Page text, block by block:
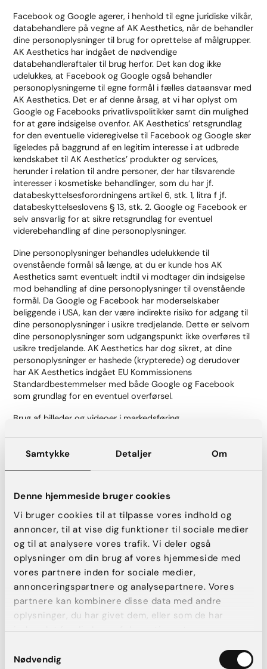
Samtykke Detaljer Om
Denne hjemmeside bruger cookies
Vi bruger cookies til at tilpasse vores indhold og
annoncer, til at vise dig funktioner til sociale medier
og til at analysere vores trafik. Vi deler også
oplysninger om din brug af vores hjemmeside med
vores partnere inden for sociale medier,
annonceringspartnere og analysepartnere. Vores
partnere kan kombinere disse data med andre
oplysninger, du har givet dem, eller som de har
indsamlet fra din brug af deres tjenester.
Nødvendig
Facebook og Google agerer, i henhold til egne juridiske vilkår,
databehandlere på vegne af AK Aesthetics, når de behandler
dine personoplysninger til brug for oprettelse af målgrupper.
AK Aesthetics har indgået de nødvendige
databehandleraftaler til brug herfor. Det kan dog ikke
udelukkes, at Facebook og Google også behandler
personoplysningerne til egne formål i fælles dataansvar med
AK Aesthetics. Det er af denne årsag, at vi har oplyst om
Google og Facebooks privatlivspolitikker samt din mulighed
for at gøre indsigelse ovenfor. AK Aesthetics’ retsgrundlag
for den eventuelle videregivelse til Facebook og Google sker
ligeledes på baggrund af en legitim interesse i at udbrede
kendskabet til AK Aesthetics’ produkter og services,
herunder i relation til andre personer, der har tilsvarende
interesser i kosmetiske behandlinger, som du har jf.
databeskyttelsesforordningens artikel 6, stk. 1, litra f jf.
databeskyttelseslovens § 13, stk. 2. Google og Facebook er
selv ansvarlig for at sikre retsgrundlag for eventuel
viderebehandling af dine personoplysninger.
Dine personoplysninger behandles udelukkende til
ovenstående formål så længe, at du er kunde hos AK
Aesthetics samt eventuelt indtil vi modtager din indsigelse
mod behandling af dine personoplysninger til ovenstående
formål. Da Google og Facebook har moderselskaber
beliggende i USA, kan der være indirekte risiko for adgang til
dine personoplysninger i usikre tredjelande. Dette er selvom
dine personoplysninger som udgangspunkt ikke overføres til
usikre tredjelande. AK Aesthetics har dog sikret, at dine
personoplysninger er hashede (krypterede) og derudover
har AK Aesthetics indgået EU Kommissionens
Standardbestemmelser med både Google og Facebook
som grundlag for en eventuel overførsel.
Brug af billeder og videoer i markedsføring
AK Aesthetics kan også indhente dit forudgående samtykke
til at offentliggøre billeder eller videoer af dig på vores
om dit helbred, da oplysninger om, at du har fået foretaget
en operation/behandling, også falder ind under denne
kategori. Vi kan f.eks. indhente samtykke til at
offentliggørelse før- og efterbilleder af din
operation/behandling.
Overholdelse af lovgivning
Vi kan også behandle dine personoplysninger til andre
formål, hvis vi er forpligtede til det efter lovgivningen jf.
databeskyttelsesforordningens artikel 6, stk. 1, litra c
Servicemeddelelser, statistikker og forskning